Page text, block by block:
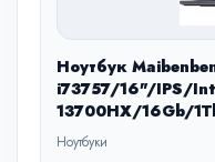
Ноутбук
i73757/16"/IPS/
13700HX/16Gb/
5070 8Gb/
Ноутбуки